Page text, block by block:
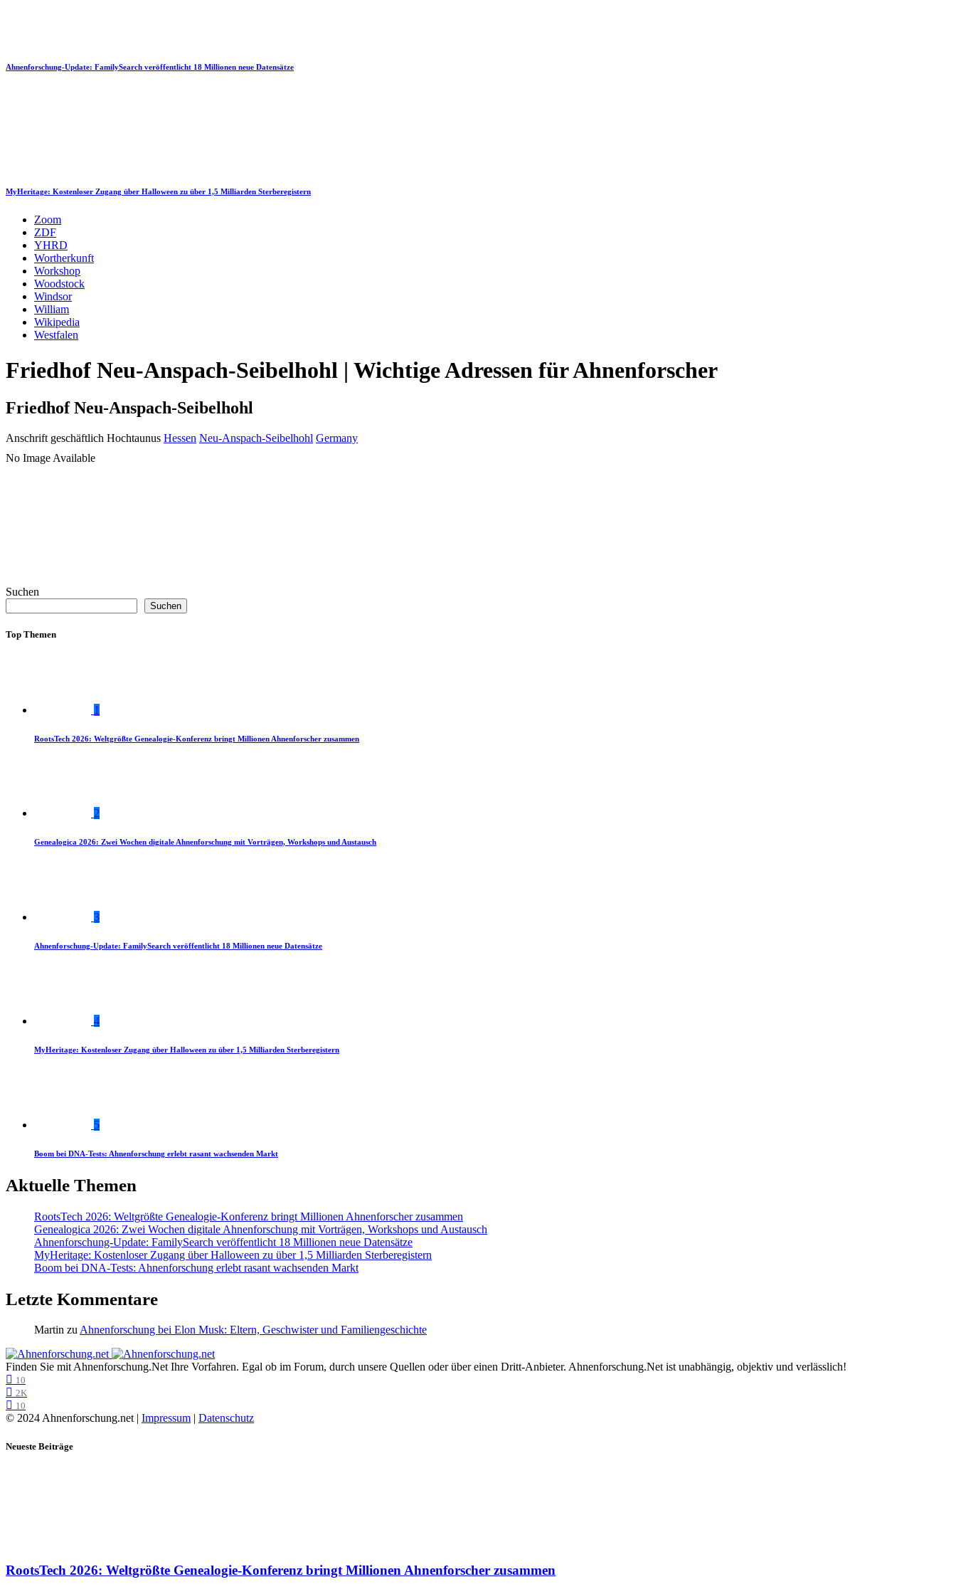
Ahnenforschung-Update: FamilySearch veröffentlicht 18 Millionen neue Datensätze
MyHeritage: Kostenloser Zugang über Halloween zu über 1,5 Milliarden Sterberegistern
Zoom
ZDF
YHRD
Wortherkunft
Workshop
Woodstock
Windsor
William
Wikipedia
Westfalen
Friedhof Neu-Anspach-Seibelhohl | Wichtige Adressen für Ahnenforscher
Friedhof Neu-Anspach-Seibelhohl
Anschrift geschäftlich Hochtaunus Hessen Neu-Anspach-Seibelhohl Germany
No Image Available
Suchen
Suchen
Top Themen
1
RootsTech 2026: Weltgrößte Genealogie-Konferenz bringt Millionen Ahnenforscher zusammen
2
Genealogica 2026: Zwei Wochen digitale Ahnenforschung mit Vorträgen, Workshops und Austausch
3
Ahnenforschung-Update: FamilySearch veröffentlicht 18 Millionen neue Datensätze
4
MyHeritage: Kostenloser Zugang über Halloween zu über 1,5 Milliarden Sterberegistern
5
Boom bei DNA-Tests: Ahnenforschung erlebt rasant wachsenden Markt
Aktuelle Themen
RootsTech 2026: Weltgrößte Genealogie-Konferenz bringt Millionen Ahnenforscher zusammen
Genealogica 2026: Zwei Wochen digitale Ahnenforschung mit Vorträgen, Workshops und Austausch
Ahnenforschung-Update: FamilySearch veröffentlicht 18 Millionen neue Datensätze
MyHeritage: Kostenloser Zugang über Halloween zu über 1,5 Milliarden Sterberegistern
Boom bei DNA-Tests: Ahnenforschung erlebt rasant wachsenden Markt
Letzte Kommentare
Martin zuAhnenforschung bei Elon Musk: Eltern, Geschwister und Familiengeschichte
Finden Sie mit Ahnenforschung.Net Ihre Vorfahren. Egal ob im Forum, durch unsere Quellen oder über einen Dritt-Anbieter. Ahnenforschung.Net ist unabhängig, objektiv und verlässlich!
10
2K
10
© 2024 Ahnenforschung.net | Impressum Datenschutz
Neueste Beiträge
RootsTech 2026: Weltgrößte Genealogie-Konferenz bringt Millionen Ahnenforscher zusammen